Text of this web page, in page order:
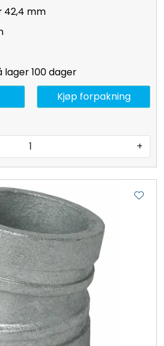
42,4 mm
100 dager
+
Kjøp forpakning